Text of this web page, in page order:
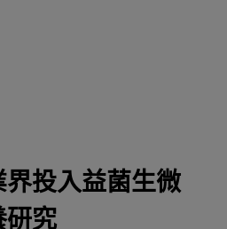
投入益菌生微
研究